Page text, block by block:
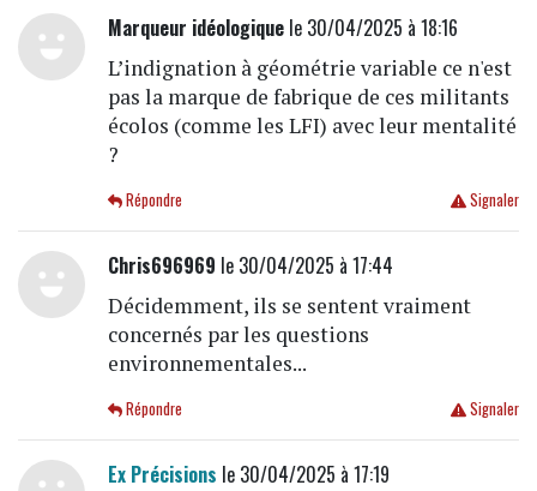
Marqueur idéologiquele 30/04/2025 à 18:16
L’indignation à géométrie variable ce n'est
pas la marque de fabrique de ces militants
écolos (comme les LFI) avec leur mentalité
?
Signaler
Répondre
Chris696969 le 30/04/2025 à 17:44
Décidemment, ils se sentent vraiment
concernés par les questions
environnementales...
Signaler
Répondre
Ex Précisions le 30/04/2025 à 17:19